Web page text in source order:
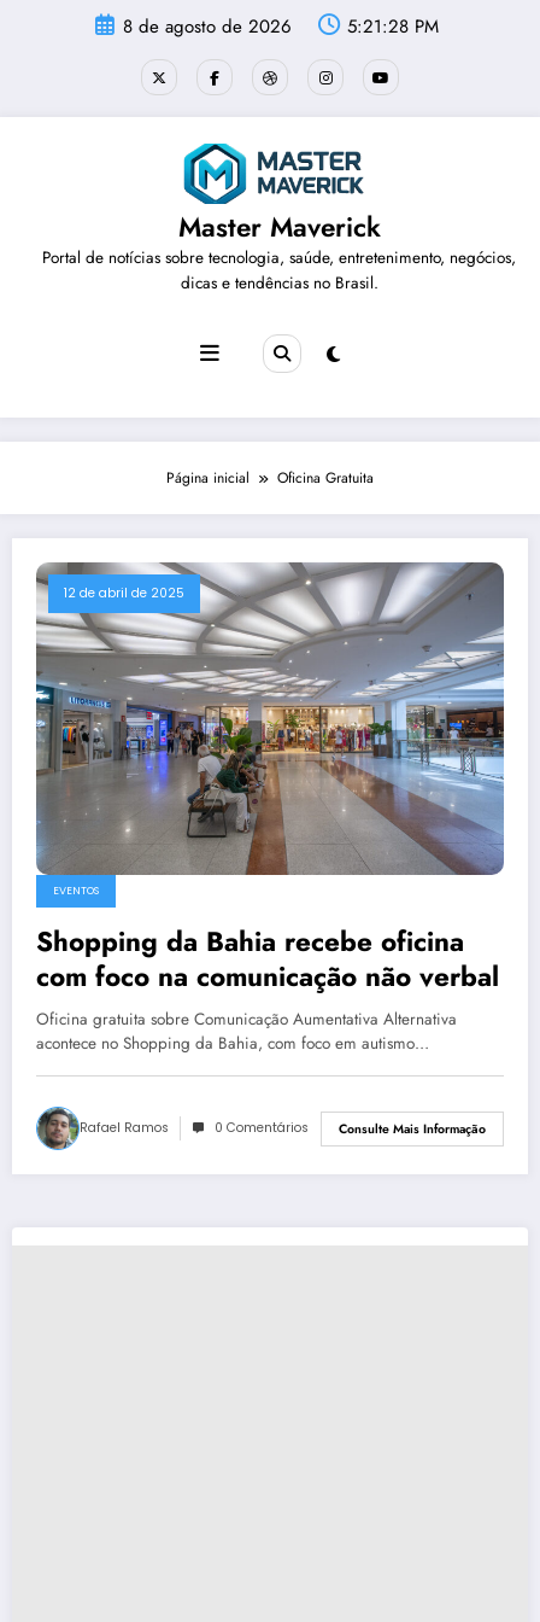
8 de agosto de 2026 5:21:28 PM
Master Maverick
Portal de notícias sobre tecnologia, saúde, entretenimento, negócios,
dicas e tendências no Brasil.
Página inicial Oficina Gratuita
12 de abril de 2025
EVENTOS
Shopping da Bahia recebe oficina
com foco na comunicação não verbal
Oficina gratuita sobre Comunicação Aumentativa Alternativa
acontece no Shopping da Bahia, com foco em autismo…
Rafael Ramos 0 Comentários Consulte Mais Informação